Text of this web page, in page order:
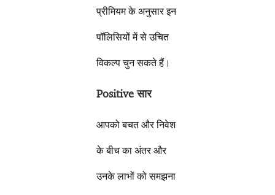
प्रीमियम के अनुसार इन
पॉलिसियों में से उचित
विकल्प चुन सकते हैं।
Positiveसार
आपको बचत और निवेश
के बीच का अंतर और
उनके लाभों को समझना